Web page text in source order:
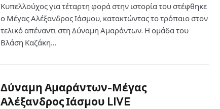
Κυπελλούχος για τέταρτη φορά στην ιστορία του στέφθηκε
ο Μέγας Αλέξανδρος Ιάσμου, κατακτώντας το τρόπαιο στον
τελικό απέναντι στη Δύναμη Αμαράντων. Η ομάδα του
Βλάση Καζάκη…
Δύναμη Αμαράντων-Μέγας
Αλέξανδρος Ιάσμου LIVE